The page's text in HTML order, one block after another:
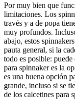
Por muy bien que
limitaciones. Los
través y a de popa
muy profundos.
abajo, estos
pauta general, si la
todo es posible:
para spinnaker es la
es una buena opción
grande, incluso si se
de los calcetines para